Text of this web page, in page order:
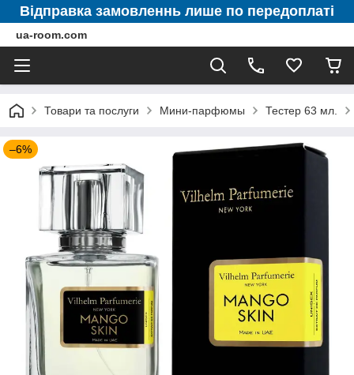
Відправка замовленнь лише по передоплаті
ua-room.com
Товари та послуги Мини-парфюмы Тестер 63 мл.
–6%